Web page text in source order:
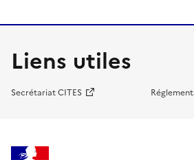
Liens utiles
Secrétariat CITES